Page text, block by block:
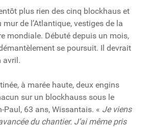
plus rien des cinq blockhaus et
mur de l’Atlantique, vestiges de la
mondiale. Débuté depuis un mois,
se poursuit. Il devrait
avril.
à marée haute, deux engins
sur un blockhauss sous le
Paul, 63 ans, Wissantais. « Je viens
du chantier. J’ai même pris